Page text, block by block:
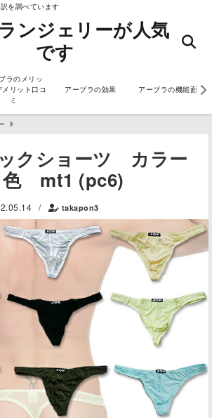
を調べています
ンジェリーが人気
です
ラのメリッ
メリット口コ
ミ
アーブラの効果 アーブラの機能面
クショーツ カラー
mt1 (pc6)
/ takapon3